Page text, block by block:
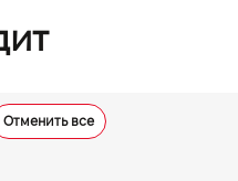
Отменить все